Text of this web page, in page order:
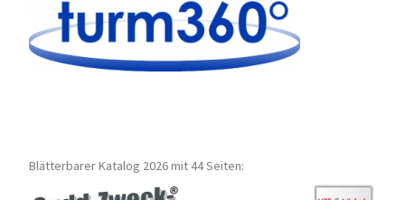
Blätterbarer Katalog 2026 mit 44 Seiten: